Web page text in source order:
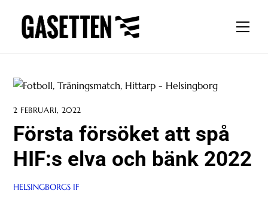
content
2 FEBRUARI, 2022
Första försöket att spå
HIF:s elva och bänk 2022
HELSINGBORGS IF